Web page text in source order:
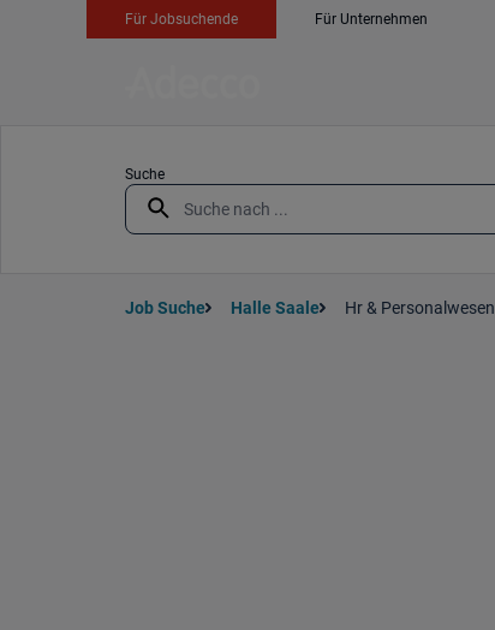
Für Jobsuchende Für Unternehmen
Suche
Job Suche Halle Saale Hr & Personalwesen